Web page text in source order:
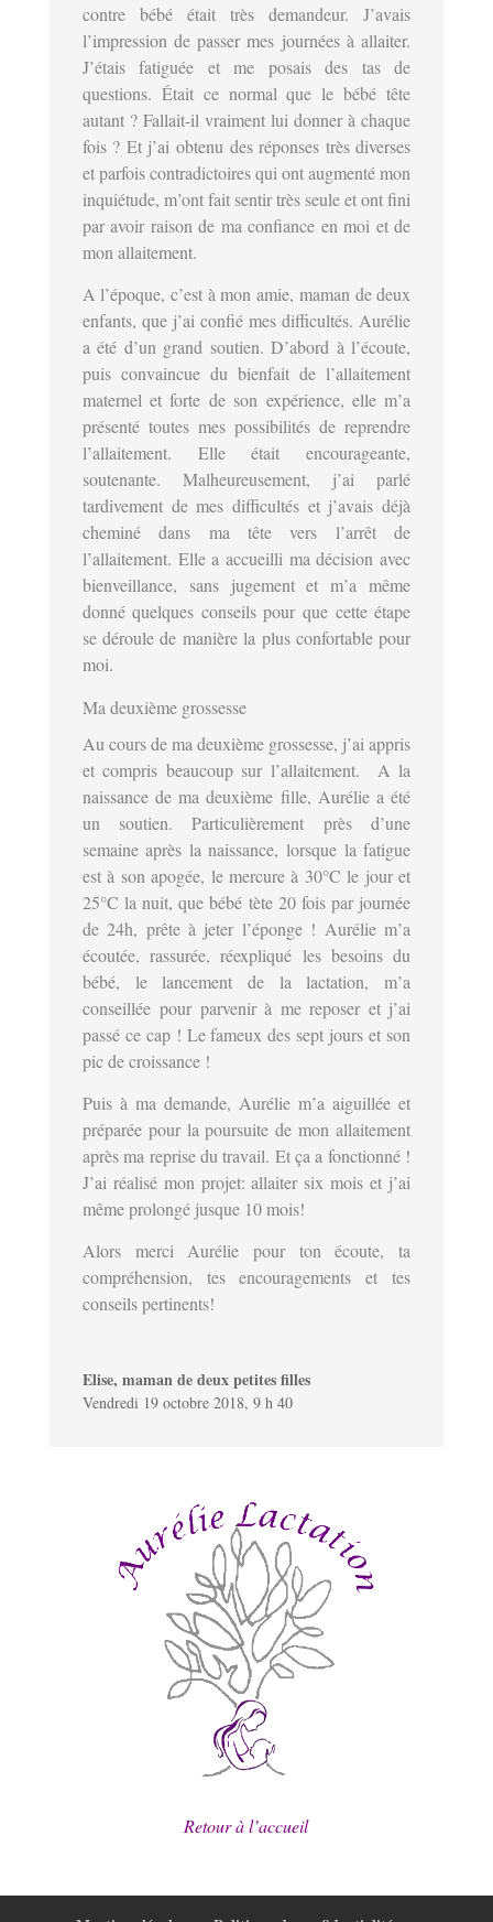
contre bébé était très demandeur. J’avais
l’impression de passer mes journées à allaiter.
J’étais fatiguée et me posais des tas de
questions. Était ce normal que le bébé tête
autant ? Fallait-il vraiment lui donner à chaque
fois ? Et j’ai obtenu des réponses très diverses
et parfois contradictoires qui ont augmenté mon
inquiétude, m’ont fait sentir très seule et ont fini
par avoir raison de ma confiance en moi et de
mon allaitement.
A l’époque, c’est à mon amie, maman de deux
enfants, que j’ai confié mes difficultés. Aurélie
a été d’un grand soutien. D’abord à l’écoute,
puis convaincue du bienfait de l’allaitement
maternel et forte de son expérience, elle m’a
présenté toutes mes possibilités de reprendre
l’allaitement. Elle était encourageante,
soutenante. Malheureusement, j’ai parlé
tardivement de mes difficultés et j’avais déjà
cheminé dans ma tête vers l’arrêt de
l’allaitement. Elle a accueilli ma décision avec
bienveillance, sans jugement et m’a même
donné quelques conseils pour que cette étape
se déroule de manière la plus confortable pour
moi.
Ma deuxième grossesse
Au cours de ma deuxième grossesse, j’ai appris
et compris beaucoup sur l’allaitement. A la
naissance de ma deuxième fille, Aurélie a été
un soutien. Particulièrement près d’une
semaine après la naissance, lorsque la fatigue
est à son apogée, le mercure à 30°C le jour et
25°C la nuit, que bébé tète 20 fois par journée
de 24h, prête à jeter l’éponge ! Aurélie m’a
écoutée, rassurée, réexpliqué les besoins du
bébé, le lancement de la lactation, m’a
conseillée pour parvenir à me reposer et j’ai
passé ce cap ! Le fameux des sept jours et son
pic de croissance !
Puis à ma demande, Aurélie m’a aiguillée et
préparée pour la poursuite de mon allaitement
après ma reprise du travail. Et ça a fonctionné !
J’ai réalisé mon projet: allaiter six mois et j’ai
même prolongé jusque 10 mois!
Alors merci Aurélie pour ton écoute, ta
compréhension, tes encouragements et tes
conseils pertinents!
Elise, maman de deux petites filles
Vendredi 19 octobre 2018, 9 h 40
Retour à l’accueil